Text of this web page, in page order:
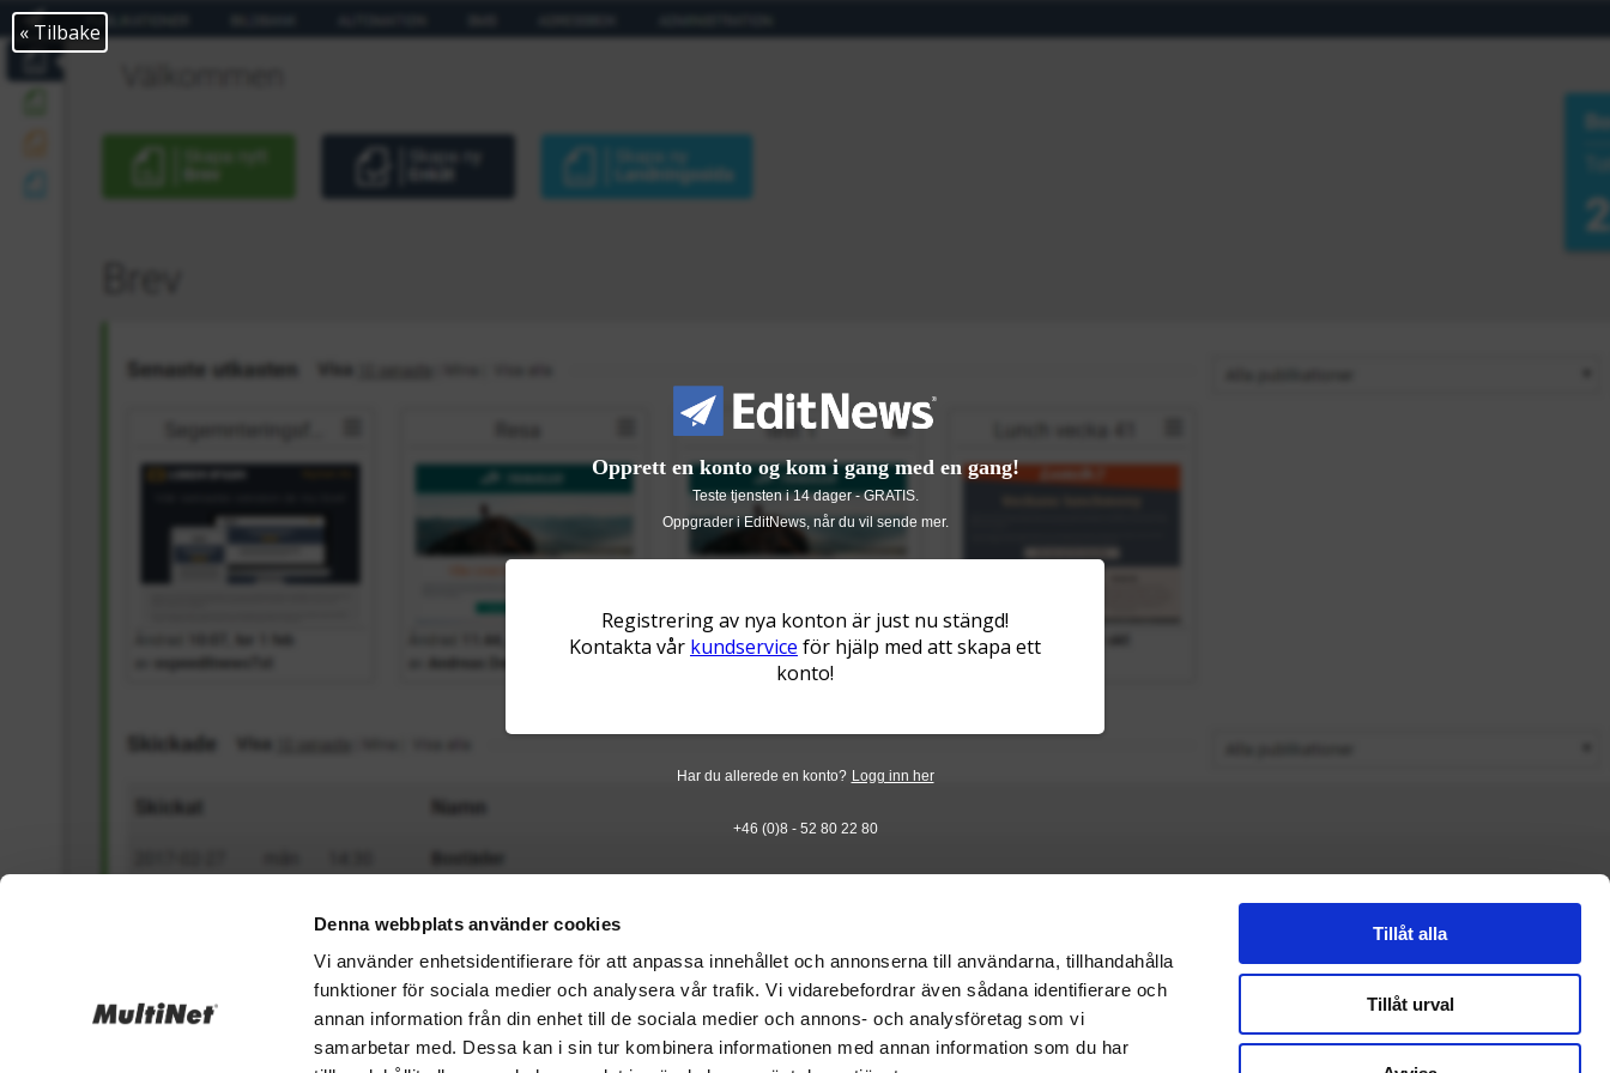
Denna webbplats använder cookies
Vi använder enhetsidentifierare för att anpassa innehållet och annonserna till användarna, tillhandahålla
funktioner för sociala medier och analysera vår trafik. Vi vidarebefordrar även sådana identifierare och
annan information från din enhet till de sociala medier och annons- och analysföretag som vi
samarbetar med. Dessa kan i sin tur kombinera informationen med annan information som du har
Tillåt alla
Tillåt urval
« Tilbake
Opprett en konto og kom i gang med en gang!
Teste tjensten i 14 dager - GRATIS.
Oppgrader i EditNews, når du vil sende mer.
Registrering av nya konton är just nu stängd!
Kontakta vår kundservice för hjälp med att skapa ett
konto!
Har du allerede en konto? Logg inn her
+46 (0)8 - 52 80 22 80